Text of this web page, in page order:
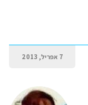
7 אפריל, 2013